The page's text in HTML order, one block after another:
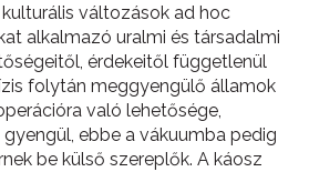
változások ad hoc
alkalmazó uralmi és társadalmi
érdekeitől függetlenül
folytán meggyengülő államok
való lehetősége,
ebbe a vákuumba pedig
be külső szereplők. A káosz